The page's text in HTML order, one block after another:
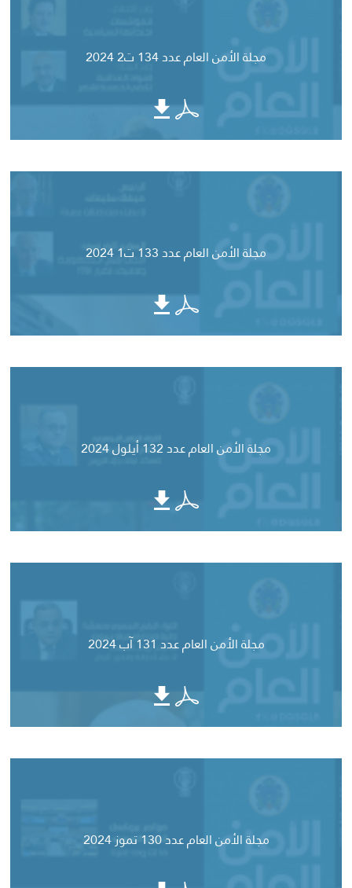
مجلة الأمن العام عدد 134 ت2 2024
مجلة الأمن العام عدد 133 ت1 2024
مجلة الأمن العام عدد 132 أيلول 2024
مجلة الأمن العام عدد 131 آب 2024
مجلة الأمن العام عدد 130 تموز 2024